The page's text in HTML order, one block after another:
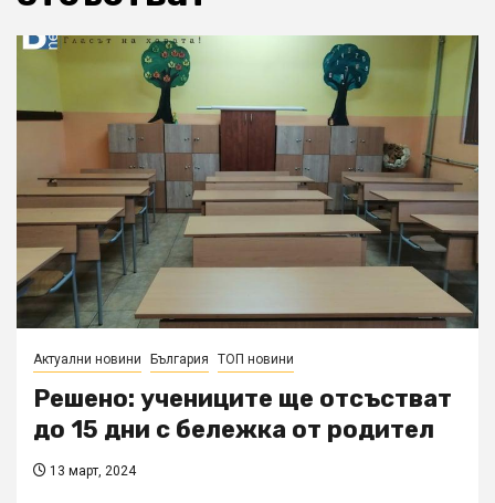
Актуални новини България ТОП новини
Решено: учениците ще отсъстват
до 15 дни с бележка от родител
13 март, 2024